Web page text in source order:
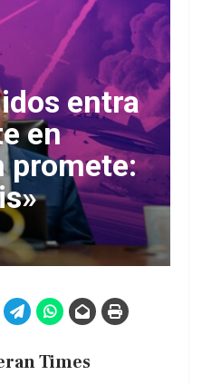
entra
en
promete:
Times